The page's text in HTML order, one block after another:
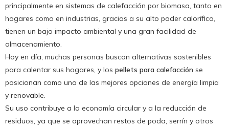
principalmente en sistemas de calefacción por biomasa, tanto en
hogares como en industrias, gracias a su alto poder calorífico,
tienen un bajo impacto ambiental y una gran facilidad de
almacenamiento.
Hoy en día, muchas personas buscan alternativas sostenibles
para calentar sus hogares, y los pellets para calefacción se
posicionan como una de las mejores opciones de energía limpia
y renovable.
Su uso contribuye a la economía circular y a la reducción de
residuos, ya que se aprovechan restos de poda, serrín y otros